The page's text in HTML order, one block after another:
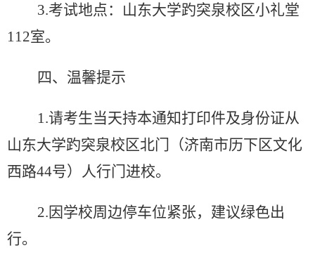
3.考试地点：山东大学趵突泉校区小礼堂
112室。
四、温馨提示
1.请考生当天持本通知打印件及身份证从
山东大学趵突泉校区北门（济南市历下区文化
西路44号）人行门进校。
2.因学校周边停车位紧张，建议绿色出
行。